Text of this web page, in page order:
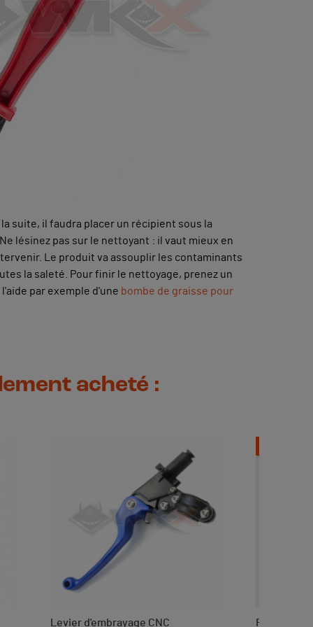
la suite, il faudra placer un récipient sous la
lésinez pas sur le nettoyant : il vaut mieux en
Le produit va assouplir les contaminants
la saleté. Pour finir le nettoyage, prenez un
par exemple d'une bombe de graisse pour
acheté :
Levier d'embrayage CNC
Filtre à